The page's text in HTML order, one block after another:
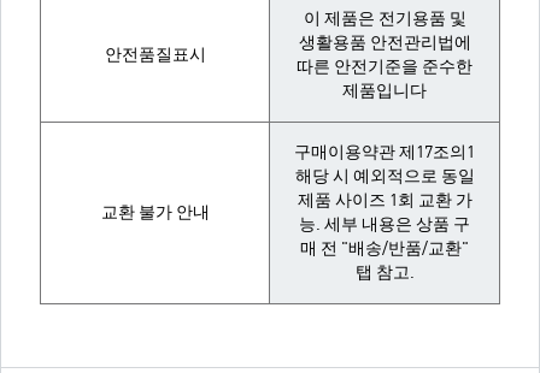
안전품질표시
이 제품은 전기용품 및
생활용품 안전관리법에
따른 안전기준을 준수한
제품입니다
교환 불가 안내
구매이용약관 제17조의1
해당 시 예외적으로 동일
제품 사이즈 1회 교환 가
능. 세부 내용은 상품 구
매 전 "배송/반품/교환"
탭 참고.